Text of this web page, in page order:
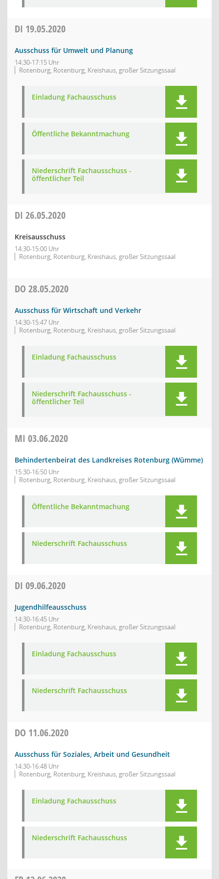
DI 19.05.2020
Ausschuss für Umwelt und Planung
14:30-17:15 Uhr
Rotenburg, Rotenburg, Kreishaus, großer Sitzungssaal
Einladung Fachausschuss
Öffentliche Bekanntmachung
Niederschrift Fachausschuss -
öffentlicher Teil
DI 26.05.2020
Kreisausschuss
14:30-15:00 Uhr
Rotenburg, Rotenburg, Kreishaus, großer Sitzungssaal
DO 28.05.2020
Ausschuss für Wirtschaft und Verkehr
14:30-15:47 Uhr
Rotenburg, Rotenburg, Kreishaus, großer Sitzungssaal
Einladung Fachausschuss
Niederschrift Fachausschuss -
öffentlicher Teil
MI 03.06.2020
Behindertenbeirat des Landkreises Rotenburg (Wümme)
15:30-16:50 Uhr
Rotenburg, Rotenburg, Kreishaus, großer Sitzungssaal
Öffentliche Bekanntmachung
Niederschrift Fachausschuss
DI 09.06.2020
Jugendhilfeausschuss
14:30-16:45 Uhr
Rotenburg, Rotenburg, Kreishaus, großer Sitzungssaal
Einladung Fachausschuss
Niederschrift Fachausschuss
DO 11.06.2020
Ausschuss für Soziales, Arbeit und Gesundheit
14:30-16:48 Uhr
Rotenburg, Rotenburg, Kreishaus, großer Sitzungssaal
Einladung Fachausschuss
Niederschrift Fachausschuss